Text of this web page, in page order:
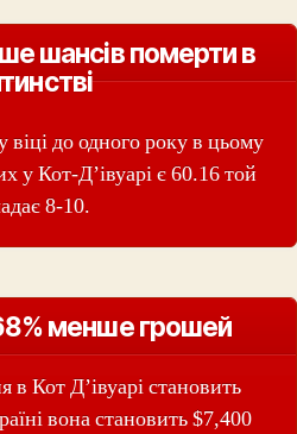
шансів померти в
до одного року в цьому
у Кот-Д’івуарі є 60.16 той
8-10.
менше грошей
Кот Д’івуарі становить
вона становить $7,400